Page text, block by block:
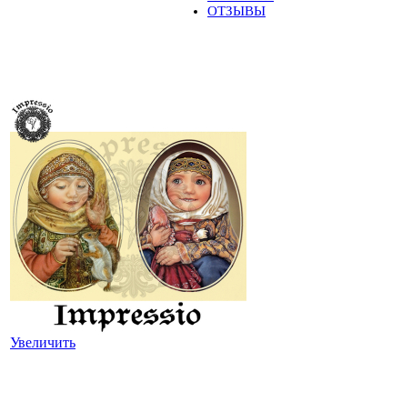
ОТЗЫВЫ
Увеличить